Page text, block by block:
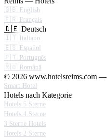
🇬🇧 English
🇫🇷 Français
🇩🇪 Deutsch
🇮🇹 Italiano
🇪🇸 Español
🇵🇹 Português
🇷🇴 Română
© 2026 www.hotelsreims.com —
Smart Hotel
Hotels nach Kategorie
Hotels 5 Sterne
Hotels 4 Sterne
3 Sterne Hotels
Hotels 2 Sterne